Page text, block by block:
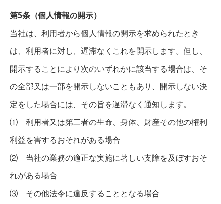
第5条（個人情報の開示）
当社は、利用者から個人情報の開示を求められたとき
は、利用者に対し、遅滞なくこれを開示します。但し、
開示することにより次のいずれかに該当する場合は、そ
の全部又は一部を開示しないこともあり、開示しない決
定をした場合には、その旨を遅滞なく通知します。
⑴ 利用者又は第三者の生命、身体、財産その他の権利
利益を害するおそれがある場合
⑵ 当社の業務の適正な実施に著しい支障を及ぼすおそ
れがある場合
⑶ その他法令に違反することとなる場合